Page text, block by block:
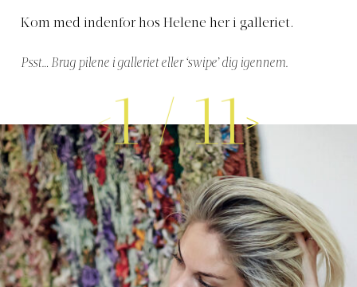
Kom med indenfor hos Helene her i galleriet.
Psst… Brug pilene i galleriet eller ‘swipe’ dig igennem.
1/11